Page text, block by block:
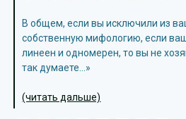
В общем, если вы исключили из
собственную мифологию, если
линеен и одномерен, то вы не
так думаете…»
(читать дальше)